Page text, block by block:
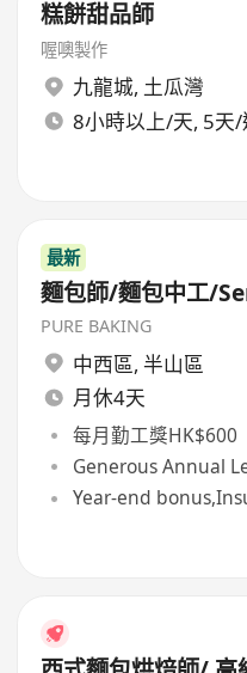
糕餅甜品師
喔噢製作
九龍城, 土瓜灣
8小時以上/天, 5天/
最新
麵包師/麵包中工/
PURE BAKING
中西區, 半山區
月休4天
每月勤工獎HK$600
Generous Annual
Year-end